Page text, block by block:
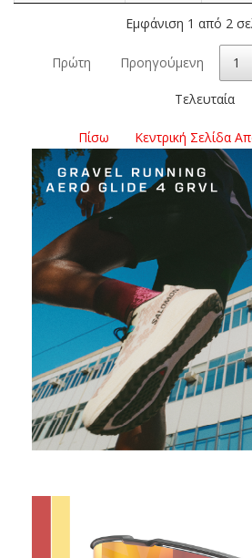
Εμφάνιση 1 από 2
Πρώτη Προηγούμενη 1
Τελευταία
Πίσω Κεντρική Σελίδα